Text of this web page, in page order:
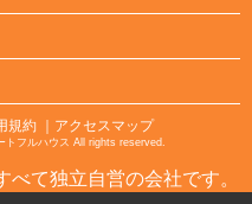
規約 ｜アクセスマップ
フルハウス All rights reserved.
て独立自営の会社です。